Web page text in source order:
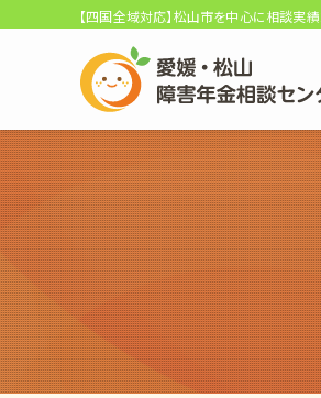
選ばれる3つの理由
初回相談料0円・受給後報酬型
サポート料金について
県内 No.1 の豊富な知識と経
ご相談事例をみる
【四国全域対応】松山市を中心に相談実